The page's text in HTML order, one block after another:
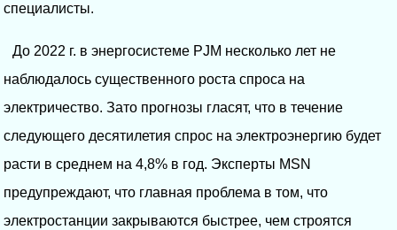
специалисты.
До 2022 г. в энергосистеме PJM несколько лет не
наблюдалось существенного роста спроса на
электричество. Зато прогнозы гласят, что в течение
следующего десятилетия спрос на электроэнергию будет
расти в среднем на 4,8% в год. Эксперты MSN
предупреждают, что главная проблема в том, что
электростанции закрываются быстрее, чем строятся